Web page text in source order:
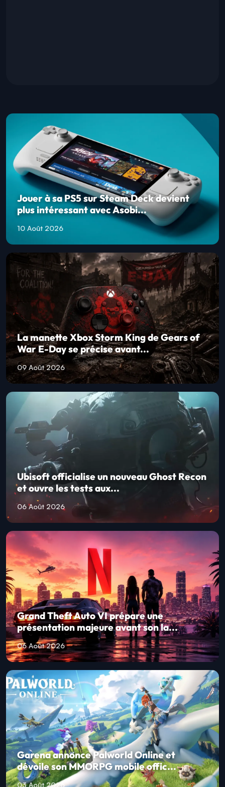
Jouer à sa PS5 sur Steam Deck devient
plus intéressant avec Asobi...
10 Août 2026
La manette Xbox Storm King de Gears of
War E-Day se précise avant...
09 Août 2026
Ubisoft officialise un nouveau Ghost Recon
et ouvre les tests aux...
06 Août 2026
Grand Theft Auto VI prépare une
présentation majeure avant son la...
06 Août 2026
Garena annonce Palworld Online et
dévoile son MMORPG mobile offic...
03 Août 2026